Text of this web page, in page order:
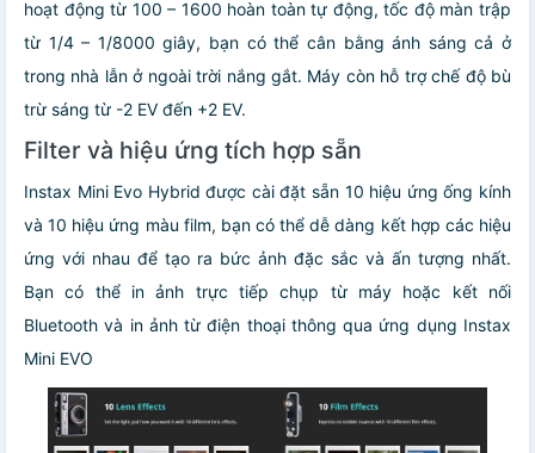
hoạt động từ 100 – 1600 hoàn toàn tự động, tốc độ màn trập
từ 1/4 – 1/8000 giây, bạn có thể cân bằng ánh sáng cả ở
trong nhà lẫn ở ngoài trời nắng gắt. Máy còn hỗ trợ chế độ bù
trừ sáng từ -2 EV đến +2 EV.
Filter và hiệu ứng tích hợp sẵn
Instax Mini Evo Hybrid được cài đặt sẵn 10 hiệu ứng ống kính
và 10 hiệu ứng màu film, bạn có thể dễ dàng kết hợp các hiệu
ứng với nhau để tạo ra bức ảnh đặc sắc và ấn tượng nhất.
Bạn có thể in ảnh trực tiếp chụp từ máy hoặc kết nối
Bluetooth và in ảnh từ điện thoại thông qua ứng dụng Instax
Mini EVO